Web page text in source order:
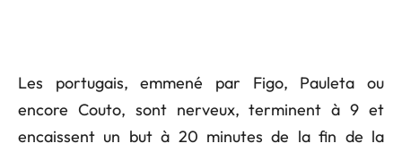
Les portugais, emmené par Figo, Pauleta ou
encore Couto, sont nerveux, terminent à 9 et
encaissent un but à 20 minutes de la fin de la